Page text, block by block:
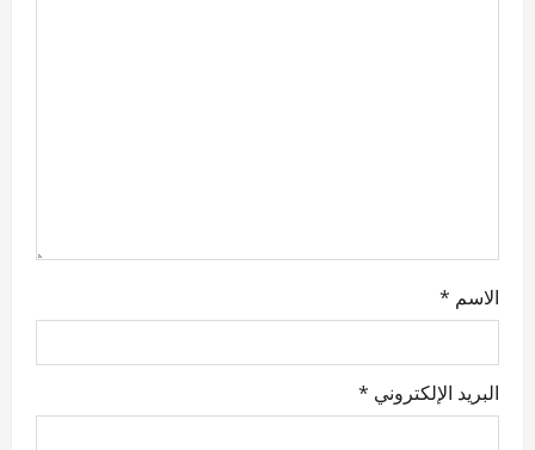
الاسم *
البريد الإلكتروني *